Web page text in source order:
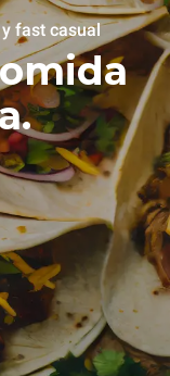
fast casual